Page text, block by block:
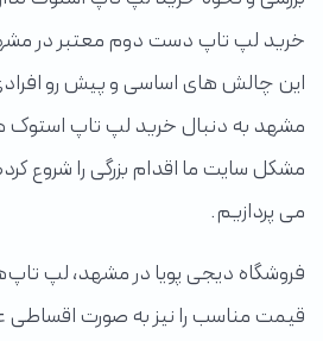
خرید لپ تاپ دست دوم معتبر در مشهد
این چالش های اساسی و پیش رو
مشهد به دنبال خرید لپ تاپ استوک
مشکل سایت ما اقدام بزرگی را شروع
می پردازیم.
فروشگاه دیجی پویا در مشهد، لپ
قیمت مناسب را نیز به صورت